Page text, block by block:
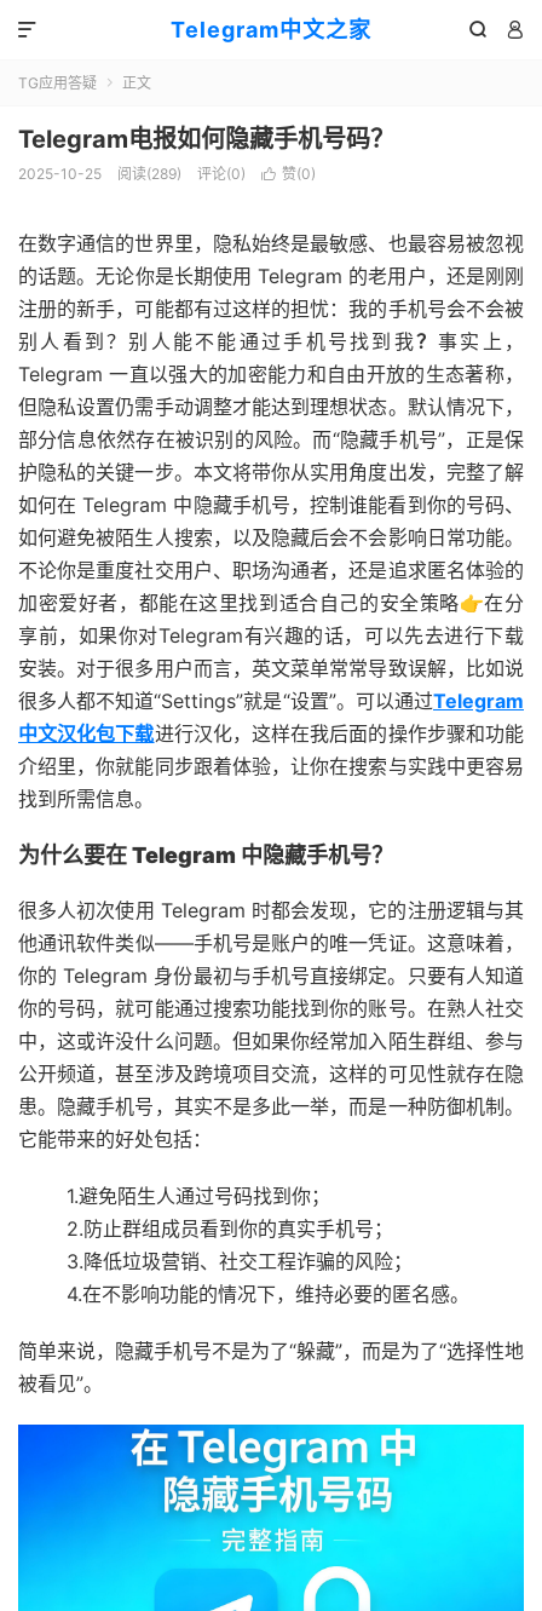
Telegram中文之家  

TG应用答疑  正文
Telegram电报如何隐藏手机号码？
2025-10-25 阅读(289) 评论(0)  赞(0)
在数字通信的世界里，隐私始终是最敏感、也最容易被忽视
的话题。无论你是长期使用 Telegram 的老用户，还是刚刚
注册的新手，可能都有过这样的担忧：我的手机号会不会被
别人看到？别人能不能通过手机号找到我？事实上，
Telegram 一直以强大的加密能力和自由开放的生态著称，
但隐私设置仍需手动调整才能达到理想状态。默认情况下，
部分信息依然存在被识别的风险。而“隐藏手机号”，正是保
护隐私的关键一步。本文将带你从实用角度出发，完整了解
如何在 Telegram 中隐藏手机号，控制谁能看到你的号码、
如何避免被陌生人搜索，以及隐藏后会不会影响日常功能。
不论你是重度社交用户、职场沟通者，还是追求匿名体验的
加密爱好者，都能在这里找到适合自己的安全策略👉在分
享前，如果你对Telegram有兴趣的话，可以先去进行下载
安装。对于很多用户而言，英文菜单常常导致误解，比如说
很多人都不知道“Settings”就是“设置”。可以通过Telegram
中文汉化包下载进行汉化，这样在我后面的操作步骤和功能
介绍里，你就能同步跟着体验，让你在搜索与实践中更容易
找到所需信息。
为什么要在Telegram 中隐藏手机号？
很多人初次使用 Telegram 时都会发现，它的注册逻辑与其
他通讯软件类似——手机号是账户的唯一凭证。这意味着，
你的 Telegram 身份最初与手机号直接绑定。只要有人知道
你的号码，就可能通过搜索功能找到你的账号。在熟人社交
中，这或许没什么问题。但如果你经常加入陌生群组、参与
公开频道，甚至涉及跨境项目交流，这样的可见性就存在隐
患。隐藏手机号，其实不是多此一举，而是一种防御机制。
它能带来的好处包括：
1.避免陌生人通过号码找到你；
2.防止群组成员看到你的真实手机号；
3.降低垃圾营销、社交工程诈骗的风险；
4.在不影响功能的情况下，维持必要的匿名感。
简单来说， 隐藏手机号不是为了“躲藏”，而是为了“选择性地
被看见”。